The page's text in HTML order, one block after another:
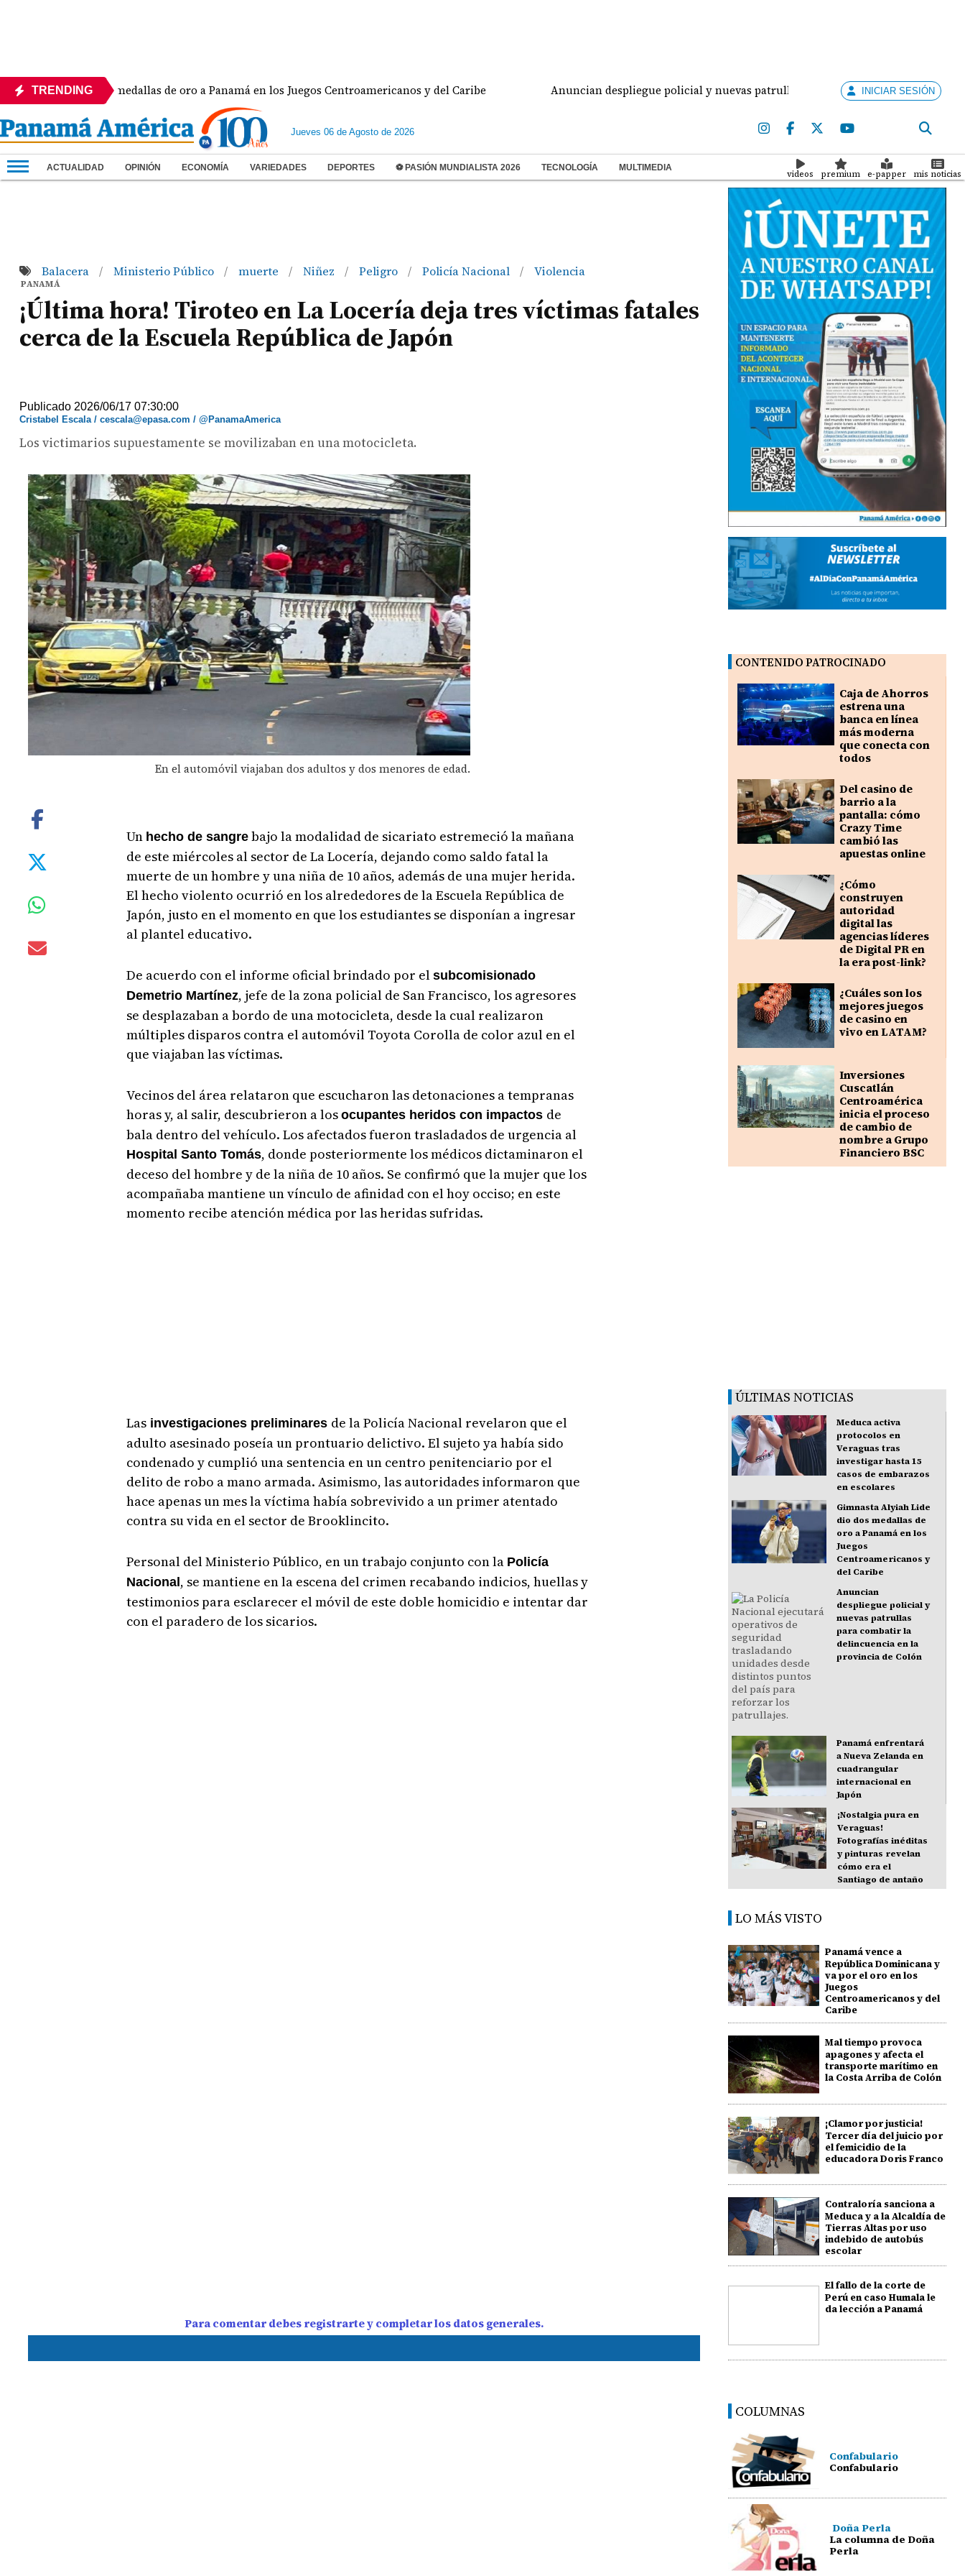
TRENDING
Lide dio dos medallas de oro a Panamá en los Juegos Centroamericanos y del Caribe Anuncian despliegue policial y nuevas patrullas para combatir la delincuencia en la
INICIAR SESIÓN
Jueves 06 de Agosto de 2026
ACTUALIDAD OPINIÓN ECONOMÍA VARIEDADES DEPORTES ⚽ PASIÓN MUNDIALISTA 2026 TECNOLOGÍA MULTIMEDIA
videos premium e-papper mis noticias
Balacera / Ministerio Público / muerte / Niñez / Peligro / Policía Nacional / Violencia
PANAMÁ
¡Última hora! Tiroteo en La Locería deja tres víctimas fatales
cerca de la Escuela República de Japón
Publicado 2026/06/17 07:30:00
Cristabel Escala / cescala@epasa.com / @PanamaAmerica
Los victimarios supuestamente se movilizaban en una motocicleta.
En el automóvil viajaban dos adultos y dos menores de edad.
Un hecho de sangrebajo la modalidad de sicariato estremeció la mañana
de este miércoles al sector de La Locería, dejando como saldo fatal la
muerte de un hombre y una niña de 10 años, además de una mujer herida.
El hecho violento ocurrió en los alrededores de la Escuela República de
Japón, justo en el momento en que los estudiantes se disponían a ingresar
al plantel educativo.
De acuerdo con el informe oficial brindado por el subcomisionado
Demetrio Martínez, jefe de la zona policial de San Francisco, los agresores
se desplazaban a bordo de una motocicleta, desde la cual realizaron
múltiples disparos contra el automóvil Toyota Corolla de color azul en el
que viajaban las víctimas.
Vecinos del área relataron que escucharon las detonaciones a tempranas
horas y, al salir, descubrieron a los ocupantes heridos con impactos de
bala dentro del vehículo. Los afectados fueron trasladados de urgencia al
Hospital Santo Tomás, donde posteriormente los médicos dictaminaron el
deceso del hombre y de la niña de 10 años. Se confirmó que la mujer que los
acompañaba mantiene un vínculo de afinidad con el hoy occiso; en este
momento recibe atención médica por las heridas sufridas.
Lasinvestigaciones preliminares de la Policía Nacional revelaron que el
adulto asesinado poseía un prontuario delictivo. El sujeto ya había sido
condenado y cumplió una sentencia en un centro penitenciario por el
delito de robo a mano armada. Asimismo, las autoridades informaron que
hace apenas un mes la víctima había sobrevivido a un primer atentado
contra su vida en el sector de Brooklincito.
Personal del Ministerio Público, en un trabajo conjunto con la Policía
Nacional, se mantiene en la escena del crimen recabando indicios, huellas y
testimonios para esclarecer el móvil de este doble homicidio e intentar dar
con el paradero de los sicarios.
Para comentar debes registrarte y completar los datos generales.
CONTENIDO PATROCINADO
Caja de Ahorros
estrena una
banca en línea
más moderna
que conecta con
todos
Del casino de
barrio a la
pantalla: cómo
Crazy Time
cambió las
apuestas online
¿Cómo
construyen
autoridad
digital las
agencias líderes
de Digital PR en
la era post-link?
¿Cuáles son los
mejores juegos
de casino en
vivo en LATAM?
Inversiones
Cuscatlán
Centroamérica
inicia el proceso
de cambio de
nombre a Grupo
Financiero BSC
ÚLTIMAS NOTICIAS
Meduca activa
protocolos en
Veraguas tras
investigar hasta 15
casos de embarazos
en escolares
Gimnasta Alyiah Lide
dio dos medallas de
oro a Panamá en los
Juegos
Centroamericanos y
del Caribe
Anuncian
despliegue policial y
nuevas patrullas
para combatir la
delincuencia en la
provincia de Colón
Panamá enfrentará
a Nueva Zelanda en
cuadrangular
internacional en
Japón
¡Nostalgia pura en
Veraguas!
Fotografías inéditas
y pinturas revelan
cómo era el
Santiago de antaño
LO MÁS VISTO
Panamá vence a
República Dominicana y
va por el oro en los
Juegos
Centroamericanos y del
Caribe
Mal tiempo provoca
apagones y afecta el
transporte marítimo en
la Costa Arriba de Colón
¡Clamor por justicia!
Tercer día del juicio por
el femicidio de la
educadora Doris Franco
Contraloría sanciona a
Meduca y a la Alcaldía de
Tierras Altas por uso
indebido de autobús
escolar
El fallo de la corte de
Perú en caso Humala le
da lección a Panamá
COLUMNAS
Confabulario
Confabulario
Doña Perla
La columna de Doña
Perla